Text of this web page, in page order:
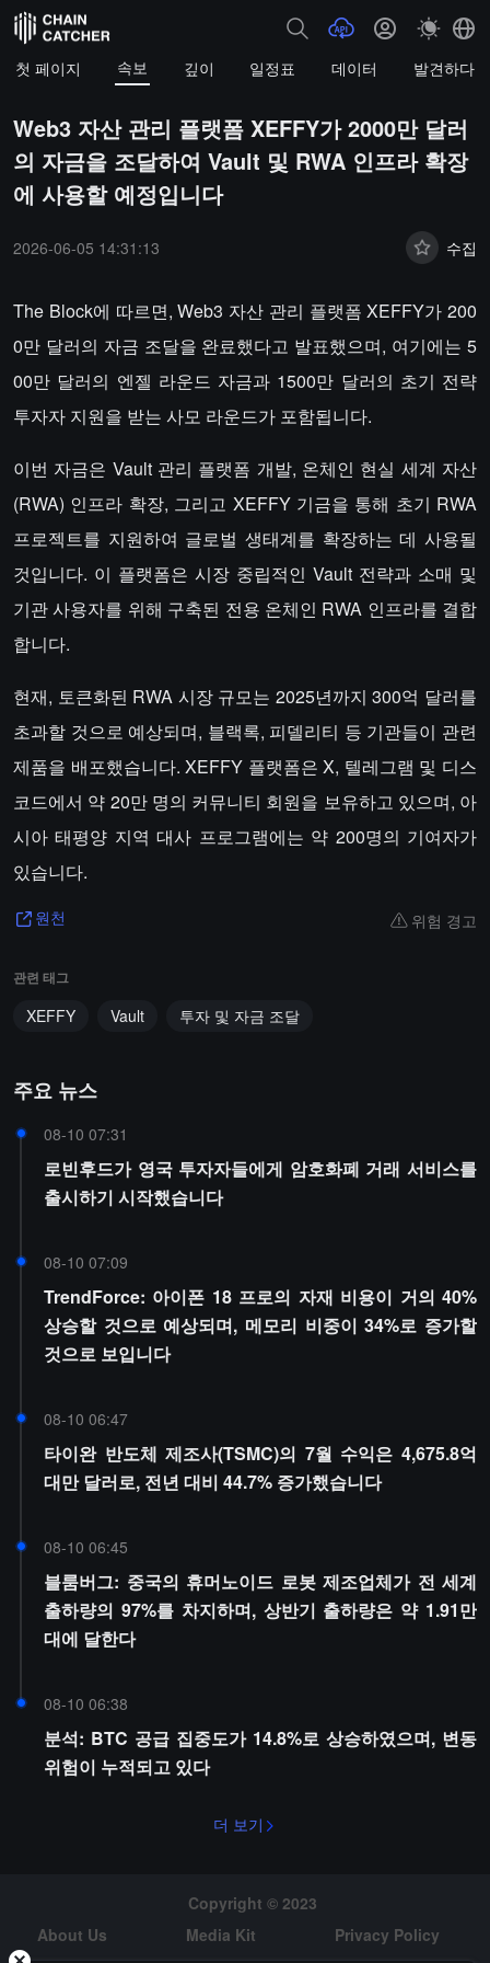
첫 페이지 속보 깊이 일정표 데이터 발견하다
Web3 자산 관리 플랫폼 XEFFY가 2000만 달러
의 자금을 조달하여 Vault 및 RWA 인프라 확장
에 사용할 예정입니다
2026-06-05 14:31:13 수집
The Block에 따르면, Web3 자산 관리 플랫폼 XEFFY가 200
0만 달러의 자금 조달을 완료했다고 발표했으며, 여기에는 5
00만 달러의 엔젤 라운드 자금과 1500만 달러의 초기 전략
투자자 지원을 받는 사모 라운드가 포함됩니다.
이번 자금은 Vault 관리 플랫폼 개발, 온체인 현실 세계 자산
(RWA) 인프라 확장, 그리고 XEFFY 기금을 통해 초기 RWA
프로젝트를 지원하여 글로벌 생태계를 확장하는 데 사용될
것입니다. 이 플랫폼은 시장 중립적인 Vault 전략과 소매 및
기관 사용자를 위해 구축된 전용 온체인 RWA 인프라를 결합
합니다.
현재, 토큰화된 RWA 시장 규모는 2025년까지 300억 달러를
초과할 것으로 예상되며, 블랙록, 피델리티 등 기관들이 관련
제품을 배포했습니다. XEFFY 플랫폼은 X, 텔레그램 및 디스
코드에서 약 20만 명의 커뮤니티 회원을 보유하고 있으며, 아
시아 태평양 지역 대사 프로그램에는 약 200명의 기여자가
있습니다.
원천 위험 경고
관련 태그
XEFFY Vault 투자 및 자금 조달
주요 뉴스
08-10 07:31
로빈후드가 영국 투자자들에게 암호화폐 거래 서비스를
출시하기 시작했습니다
08-10 07:09
TrendForce: 아이폰 18 프로의 자재 비용이 거의 40%
상승할 것으로 예상되며, 메모리 비중이 34%로 증가할
것으로 보입니다
08-10 06:47
타이완 반도체 제조사(TSMC)의 7월 수익은 4,675.8억
대만 달러로, 전년 대비 44.7% 증가했습니다
08-10 06:45
블룸버그: 중국의 휴머노이드 로봇 제조업체가 전 세계
출하량의 97%를 차지하며, 상반기 출하량은 약 1.91만
대에 달한다
08-10 06:38
분석: BTC 공급 집중도가 14.8%로 상승하였으며, 변동
위험이 누적되고 있다
더 보기
Copyright © 2023
About Us
Media Kit
Privacy Policy